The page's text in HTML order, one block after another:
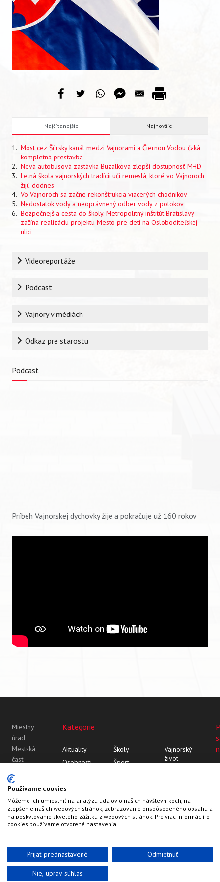
VIDEO
AUDIO
ARCHÍV VYDANÍ
Najčítanejšie Najnovšie
Most cez Šúrsky kanál medzi Vajnorami a Čiernou Vodou čaká
kompletná prestavba
Nová autobusová zastávka Buzalkova zlepší dostupnosť MHD
Letná škola vajnorských tradícií učí remeslá, ktoré vo Vajnoroch
žijú dodnes
Vo Vajnoroch sa začne rekonštrukcia viacerých chodníkov
Nedostatok vody a neoprávnený odber vody z potokov
Bezpečnejšia cesta do školy. Metropolitný inštitút Bratislavy
začína realizáciu projektu Mesto pre deti na Osloboditeľskej
ulici
RubrikaVideoreportáže
Podcast
Vajnory v médiách
Odkaz pre starostu
Podcast
Príbeh Vajnorskej dychovky žije a pokračuje už 160 rokov
Miestny
úrad
Mestská
časť
Vajnory
Roľnícka
109
83107
Bratislava
Kategorie
Aktuality
Osobnosti
Školy
Šport
Vajnorský
život
HalfPixel©2022-2026
Používame cookies
Môžeme ich umiestniť na analýzu údajov o našich návštevníkoch, na
zlepšenie našich webových stránok, zobrazovanie prispôsobeného obsahu a
na poskytovanie skvelého zážitku z webových stránok. Pre viac informácií o
cookies používame otvorené nastavenia.
Prijať prednastavené Odmietnuť
Nie, uprav súhlas